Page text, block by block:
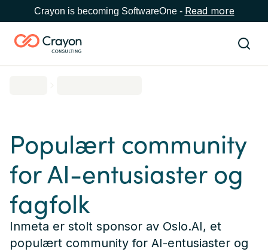
Crayon is becoming SoftwareOne - Read more
Populært community
for AI-entusiaster og
fagfolk
Inmeta er stolt sponsor av Oslo.AI, et
populært community for AI-entusiaster og